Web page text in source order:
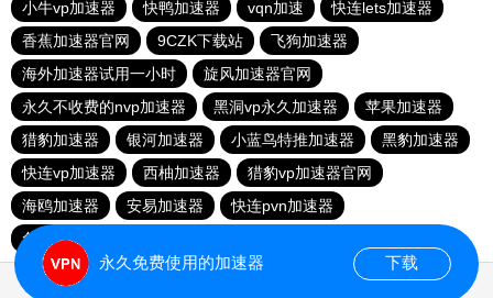
小牛vp加速器
快鸭加速器 vqn加速
快连lets加速器
香蕉加速器官网
9CZK下载站
飞狗加速器
海外加速器试用一小时
旋风加速器官网
永久不收费的nvp加速器
黑洞vp永久加速器
苹果加速器
猎豹加速器
银河加速器 小蓝鸟特推加速器
黑豹加速器
快连vp加速器
西柚加速器
猎豹vp加速器官网
海鸥加速器
安易加速器
快连pvn加速器
免费vqn加速试用
永久免费使用的加速器 下载